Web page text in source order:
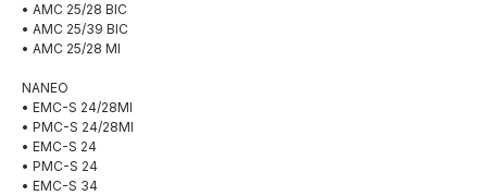
• AMC 25/28 BIC
• AMC 25/39 BIC
• AMC 25/28 MI
NANEO
• EMC-S 24/28MI
• PMC-S 24/28MI
• EMC-S 24
• PMC-S 24
• EMC-S 34